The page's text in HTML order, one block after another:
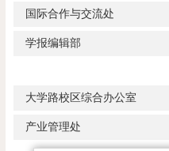
国际合作与交流处
学报编辑部
大学路校区综合办公室
产业管理处